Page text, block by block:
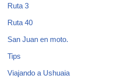
Ruta 3
Ruta 40
San Juan en moto.
Tips
Viajando a Ushuaia